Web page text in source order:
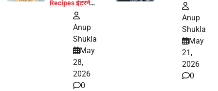
Recipes इंटरनेट
पर हुईं वायरल
Anup
Shukla
May
28,
2026
0
Anup
Shukla
May
21,
2026
0